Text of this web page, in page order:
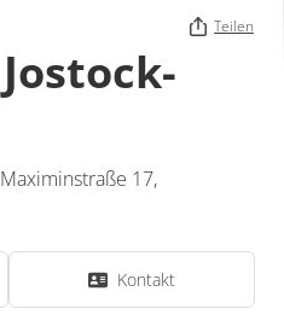
Teilen
Maximinstraße 17,
Kontakt